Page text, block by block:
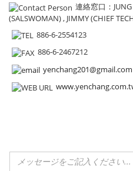
連絡窓口 ：
(SALSWOMAN) , JIMMY (CHIEF
886-6-2554123
886-6-2467212
yenchang201@gmail.com